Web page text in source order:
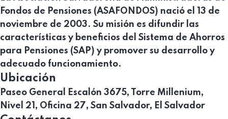
Fondos de Pensiones (ASAFONDOS) nació el 13 de
noviembre de 2003. Su misión es difundir las
características y beneficios del Sistema de Ahorros
para Pensiones (SAP) y promover su desarrollo y
adecuado funcionamiento.
Ubicación
Paseo General Escalón 3675, Torre Millenium,
Nivel 21, Oficina 27, San Salvador, El Salvador